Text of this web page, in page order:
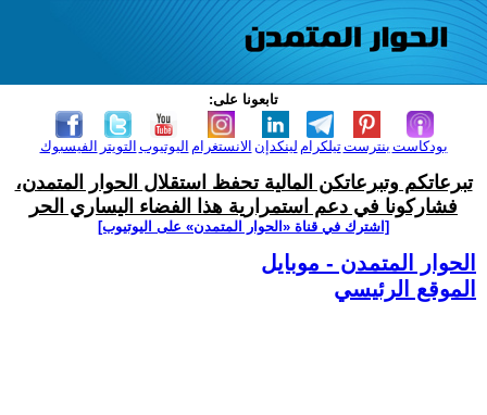
تابعونا على:
الفيسبوك التويتر اليوتيوب الانستغرام لينكدإن تيلكرامبنترست بودكاست
تبرعاتكم وتبرعاتكن المالية تحفظ استقلال الحوار المتمدن،
فشاركونا في دعم استمرارية هذا الفضاء اليساري الحر
[اشترك في قناة ‫«الحوار المتمدن» على اليوتيوب]
الحوار المتمدن - موبايل
الموقع الرئيسي